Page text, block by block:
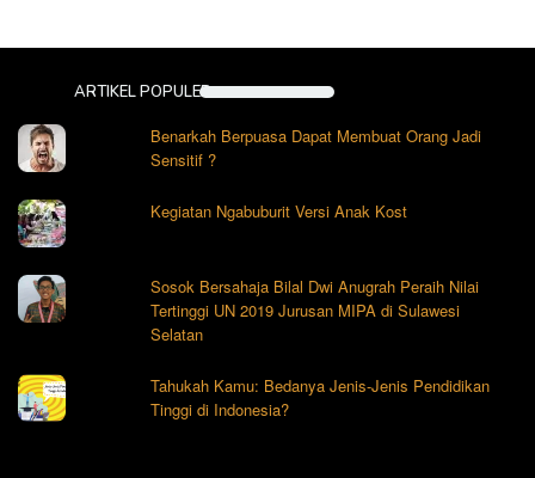
ARTIKEL POPULER
Benarkah Berpuasa Dapat Membuat Orang Jadi
Sensitif ?
Kegiatan Ngabuburit Versi Anak Kost
Sosok Bersahaja Bilal Dwi Anugrah Peraih Nilai
Tertinggi UN 2019 Jurusan MIPA di Sulawesi
Selatan
Tahukah Kamu: Bedanya Jenis-Jenis Pendidikan
Tinggi di Indonesia?